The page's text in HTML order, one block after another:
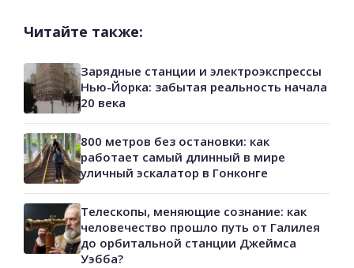
Читайте также:
Зарядные станции и электроэкспрессы
Нью-Йорка: забытая реальность начала
20 века
800 метров без остановки: как
работает самый длинный в мире
уличный эскалатор в Гонконге
Телескопы, меняющие сознание: как
человечество прошло путь от Галилея
до орбитальной станции Джеймса
Уэбба?